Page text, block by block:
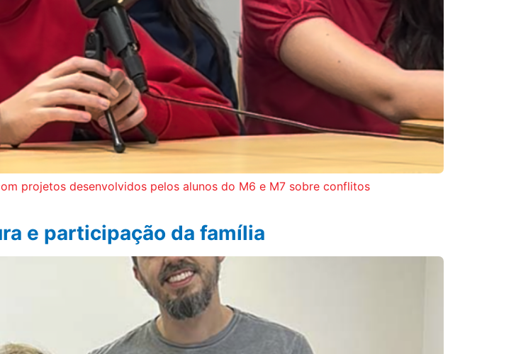
projetos desenvolvidos pelos alunos do M6 e M7 sobre conflitos
e participação da família